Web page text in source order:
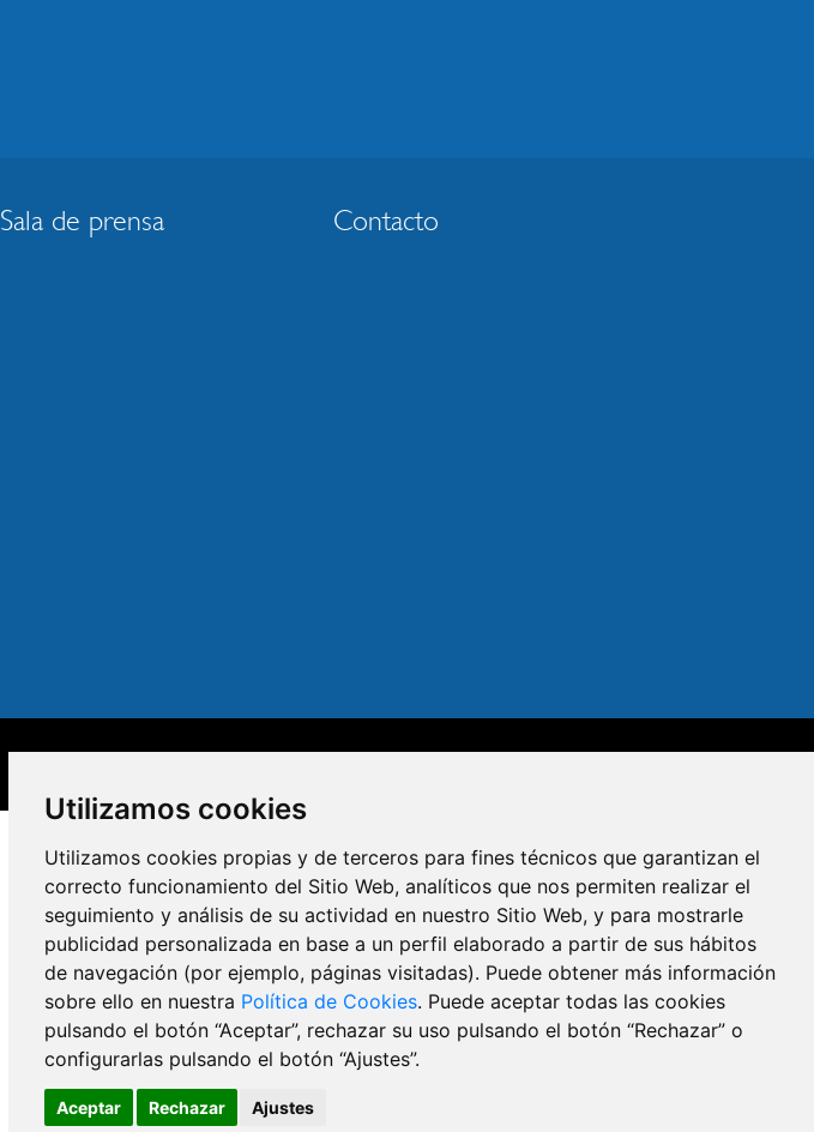
Utilizamos cookies
Utilizamos cookies propias y de terceros para fines técnicos que garantizan el
correcto funcionamiento del Sitio Web, analíticos que nos permiten realizar el
seguimiento y análisis de su actividad en nuestro Sitio Web, y para mostrarle
publicidad personalizada en base a un perfil elaborado a partir de sus hábitos
de navegación (por ejemplo, páginas visitadas). Puede obtener más información
sobre ello en nuestra Política de Cookies. Puede aceptar todas las cookies
pulsando el botón “Aceptar”, rechazar su uso pulsando el botón “Rechazar” o
configurarlas pulsando el botón “Ajustes”.
Aceptar Rechazar Ajustes
Sala de prensa Contacto
MENU
FOOTER